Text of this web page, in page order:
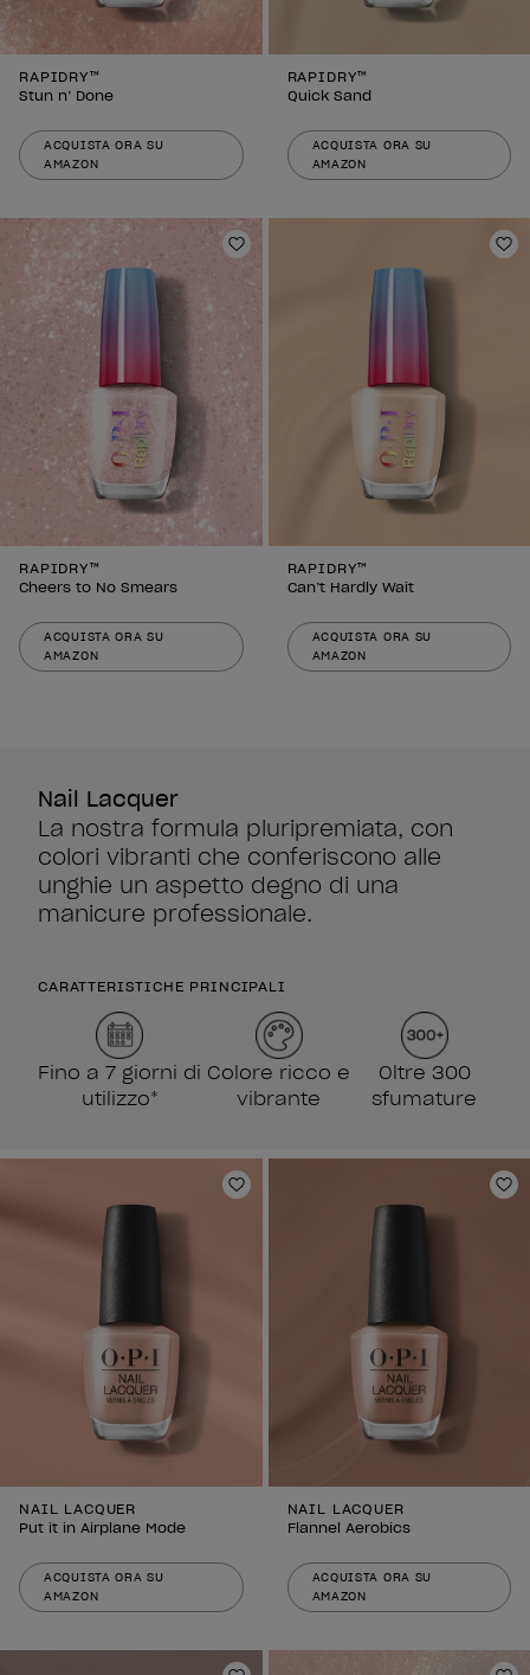
RAPIDRY™
Stun n’ Done
ACQUISTA ORA SU
AMAZON
RAPIDRY™
Quick Sand
ACQUISTA ORA SU
AMAZON
Aggiungi alla lista dei desideri
RAPIDRY™
Cheers to No Smears
ACQUISTA ORA SU
AMAZON
RAPIDRY™
Can’t Hardly Wait
ACQUISTA ORA SU
AMAZON
Nail Lacquer
La nostra formula pluripremiata, con
colori vibranti che conferiscono alle
unghie un aspetto degno di una
manicure professionale.
CARATTERISTICHE PRINCIPALI
Fino a 7 giorni di
utilizzo*
Colore ricco e
vibrante
Oltre 300
sfumature
Aggiungi alla lista dei desideri
NAIL LACQUER
Put it in Airplane Mode
ACQUISTA ORA SU
AMAZON
NAIL LACQUER
Flannel Aerobics
ACQUISTA ORA SU
AMAZON